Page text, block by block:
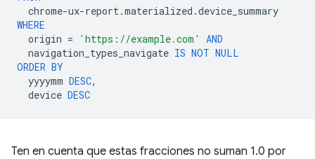
chrome-ux-report.materialized .device_summary
WHERE
origin = 'https://example.com'
AND
navigation_types_navigate IS NOT NULL
ORDER BY
yyyymm DESC,
device DESC
Ten en cuenta que estas fracciones no suman 1.0 por